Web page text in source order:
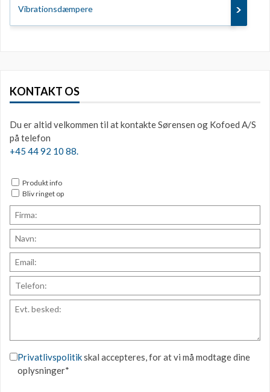
Vibrationsdæmpere
KONTAKT OS
Du er altid velkommen til at kontakte Sørensen og Kofoed A/S
på telefon
+45 44 92 10 88.
Produkt info
Bliv ringet op
Privatlivspolitikskal accepteres, for at vi må modtage dine
oplysninger*